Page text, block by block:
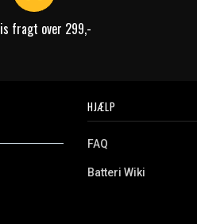
fragt over 299,-
tilbyder et
HJÆLP
FAQ
Batteri Wiki